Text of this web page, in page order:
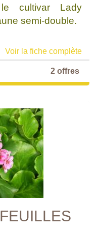
cultivar Lady
semi-double.
Voir la fiche complète
2 offres